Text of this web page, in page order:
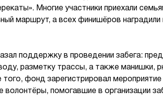
Многие участники приехали
маршрут, а всех финишёров наградили
поддержку в проведении забега:
разметку трассы, а также манишки,
фонд зарегистрировал мероприятие
помогавшие в организации